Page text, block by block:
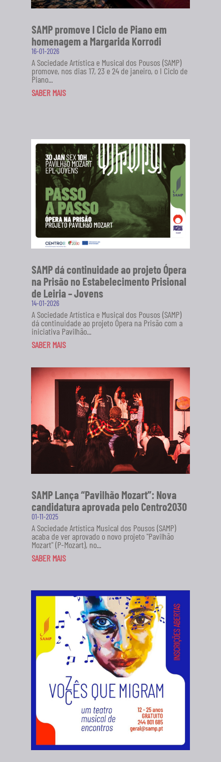
SAMP promove I Ciclo de Piano em
homenagem a Margarida Korrodi
16-01-2026
A Sociedade Artística e Musical dos Pousos (SAMP)
promove, nos dias 17, 23 e 24 de janeiro, o I Ciclo de
Piano...
SABER MAIS
SAMP dá continuidade ao projeto Ópera
na Prisão no Estabelecimento Prisional
de Leiria – Jovens
14-01-2026
A Sociedade Artística e Musical dos Pousos (SAMP)
dá continuidade ao projeto Ópera na Prisão com a
iniciativa Pavilhão...
SABER MAIS
SAMP Lança “Pavilhão Mozart”: Nova
candidatura aprovada pelo Centro2030
01-11-2025
A Sociedade Artística Musical dos Pousos (SAMP)
acaba de ver aprovado o novo projeto "Pavilhão
Mozart" (P-Mozart), no...
SABER MAIS